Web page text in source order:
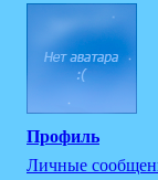
Профиль
Личные